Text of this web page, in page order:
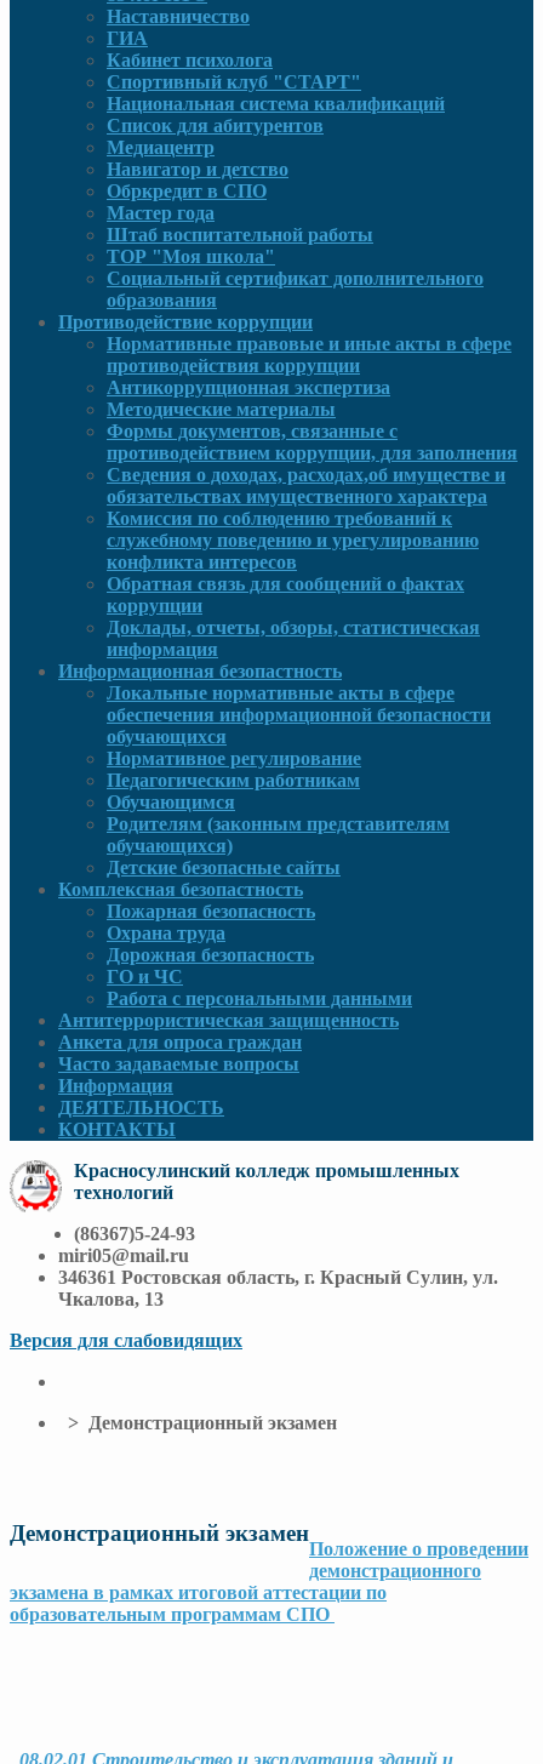
Наставничество
ГИА
Кабинет психолога
Спортивный клуб "СТАРТ"
Национальная система квалификаций
Список для абитурентов
Медиацентр
Навигатор и детство
Обркредит в СПО
Мастер года
Штаб воспитательной работы
ТОР "Моя школа"
Социальный сертификат дополнительного
образования
Противодействие коррупции
Нормативные правовые и иные акты в сфере
противодействия коррупции
Антикоррупционная экспертиза
Методические материалы
Формы документов, связанные с
противодействием коррупции, для заполнения
Сведения о доходах, расходах,об имуществе и
обязательствах имущественного характера
Комиссия по соблюдению требований к
служебному поведению и урегулированию
конфликта интересов
Обратная связь для сообщений о фактах
коррупции
Доклады, отчеты, обзоры, статистическая
информация
Информационная безопастность
Локальные нормативные акты в сфере
обеспечения информационной безопасности
обучающихся
Нормативное регулирование
Педагогическим работникам
Обучающимся
Родителям (законным представителям
обучающихся)
Детские безопасные сайты
Комплексная безопастность
Пожарная безопасность
Охрана труда
Дорожная безопасность
ГО и ЧС
Работа с персональными данными
Антитеррористическая защищенность
Анкета для опроса граждан
Часто задаваемые вопросы
Информация
ДЕЯТЕЛЬНОСТЬ
КОНТАКТЫ
Красносулинский колледж промышленных
технологий
(86367)5-24-93
miri05@mail.ru
346361 Ростовская область, г. Красный Сулин, ул.
Чкалова, 13
Версия для слабовидящих
> Демонстрационный экзамен
Демонстрационный экзамен
Положение о проведении
демонстрационного
экзамена в рамках итоговой аттестации по
образовательным программам СПО
08.02.01 Строительство и эксплуатация зданий и